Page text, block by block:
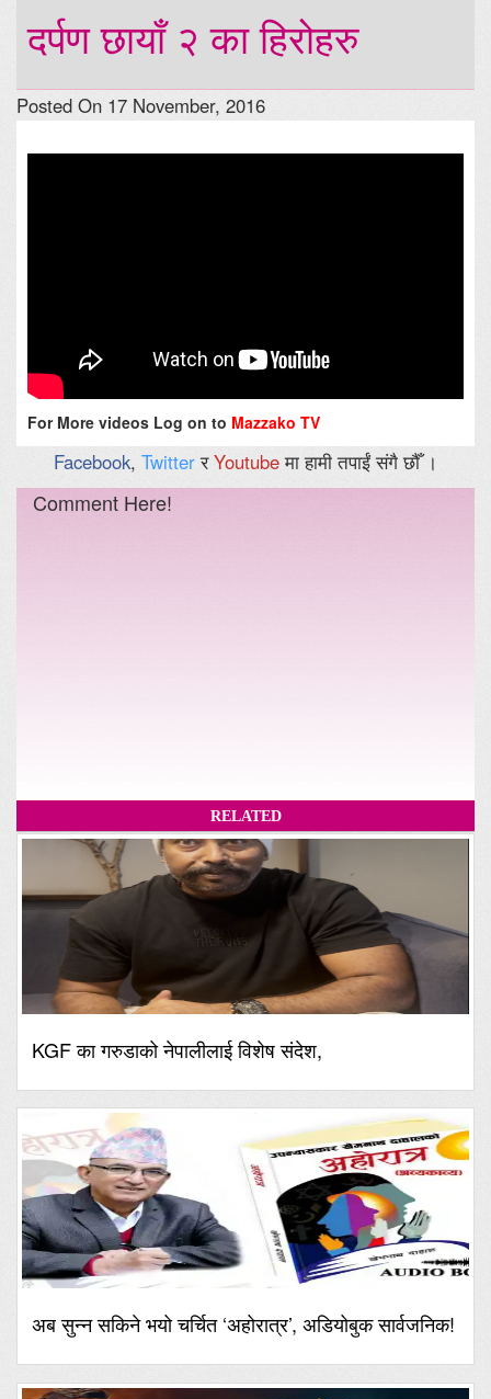
दर्पण छायाँ २ का हिरोहरु
Posted On 17 November, 2016
For More videos Log on to Mazzako TV
Facebook, TwitterरYoutubeमा हामी तपाईं संगै छौँ ।
Comment Here!
RELATED
KGF का गरुडाको नेपालीलाई विशेष संदेश,
अब सुन्न सकिने भयो चर्चित ‘अहोरात्र’, अडियोबुक सार्वजनिक!